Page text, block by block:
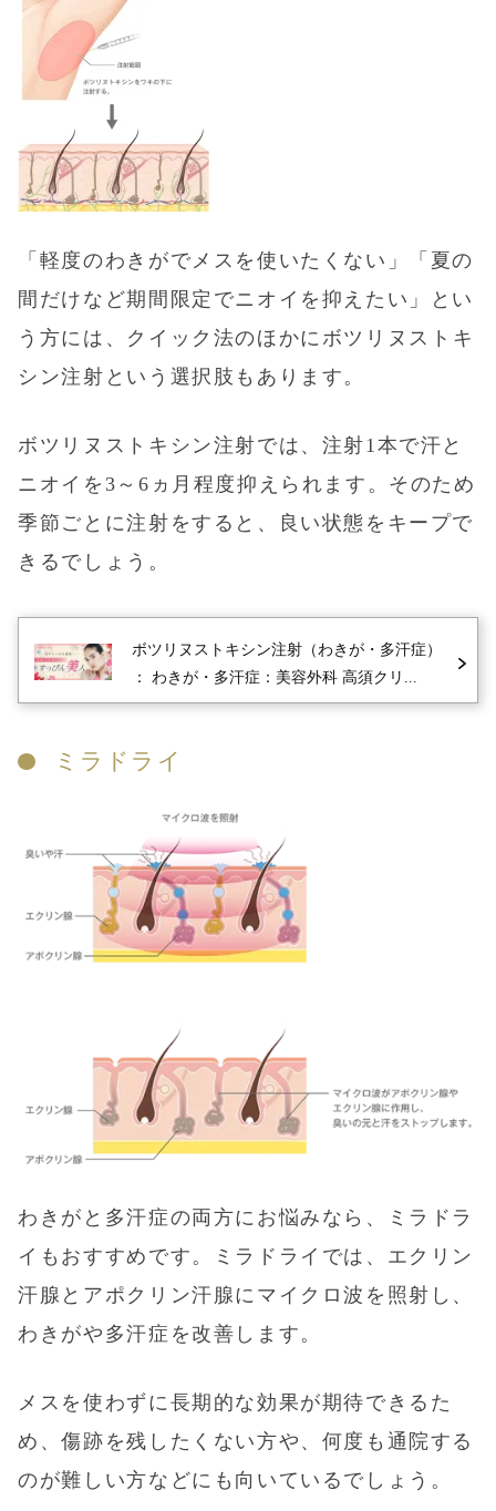
「軽度のわきがでメスを使いたくない」「夏の
間だけなど期間限定でニオイを抑えたい」とい
う方には、 クイック法のほかにボツリヌストキ
シン注射という選択肢もあります。
ボツリヌストキシン注射では、注射1本で汗と
ニオイを3～6ヵ月程度抑えられます。そのため
季節ごとに注射をすると、良い状態をキープで
きるでしょう。
ボツリヌストキシン注射（わきが・多汗症）
： わきが・多汗症：美容外科 高須クリ...
ミラドライ
わきがと多汗症の両方にお悩みなら、ミラドラ
イもおすすめです。ミラドライでは、エクリン
汗腺とアポクリン汗腺にマイクロ波を照射し、
わきがや多汗症を改善します。
メスを使わずに長期的な効果が期待できるた
め、傷跡を残したくない方や、何度も通院する
のが難しい方などにも向いているでしょう。